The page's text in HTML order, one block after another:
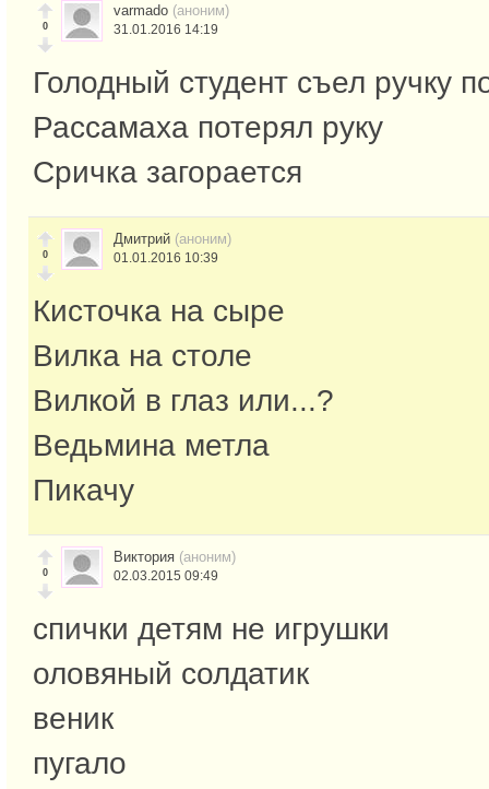
0
varmado (аноним)
31.01.2016 14:19
Голодный студент съел ручку
Рассамаха потерял руку
Сричка загорается
0
Дмитрий (аноним)
01.01.2016 10:39
Кисточка на сыре
Вилка на столе
Вилкой в глаз или...?
Ведьмина метла
Пикачу
0
Виктория (аноним)
02.03.2015 09:49
спички детям не игрушки
оловяный солдатик
веник
пугало